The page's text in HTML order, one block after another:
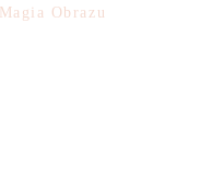
Magia Obrazu